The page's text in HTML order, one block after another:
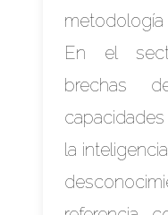
metodología
En el
brechas
la